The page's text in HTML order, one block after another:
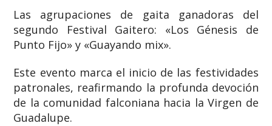
Las agrupaciones de gaita ganadoras del
segundo Festival Gaitero: «Los Génesis de
Punto Fijo» y «Guayando mix».
Este evento marca el inicio de las festividades
patronales, reafirmando la profunda devoción
de la comunidad falconiana hacia la Virgen de
Guadalupe.